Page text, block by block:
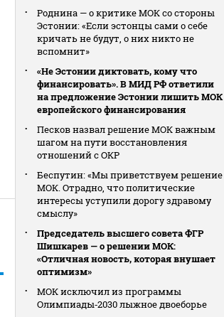
Роднина — о критике МОК со стороны
Эстонии: «Если эстонцы сами о себе
кричать не будут, о них никто не
вспомнит»
«Не Эстонии диктовать, кому что
финансировать». В МИД РФ ответили
на предложение Эстонии лишить МОК
европейского финансирования
Песков назвал решение МОК важным
шагом на пути восстановления
отношений с ОКР
Беспутин: «Мы приветствуем решение
МОК. Отрадно, что политические
интересы уступили дорогу здравому
смыслу»
Председатель высшего совета ФГР
Шишкарев — о решении МОК:
«Отличная новость, которая внушает
оптимизм»
МОК исключил из программы
Олимпиады‑2030 лыжное двоеборье